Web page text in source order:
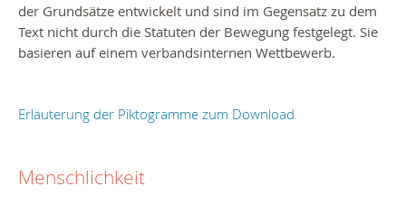
der Grundsätze entwickelt und sind im Gegensatz zu dem
Text nicht durch die Statuten der Bewegung festgelegt. Sie
basieren auf einem verbandsinternen Wettbewerb.
Erläuterung der Piktogramme zum Download
Menschlichkeit